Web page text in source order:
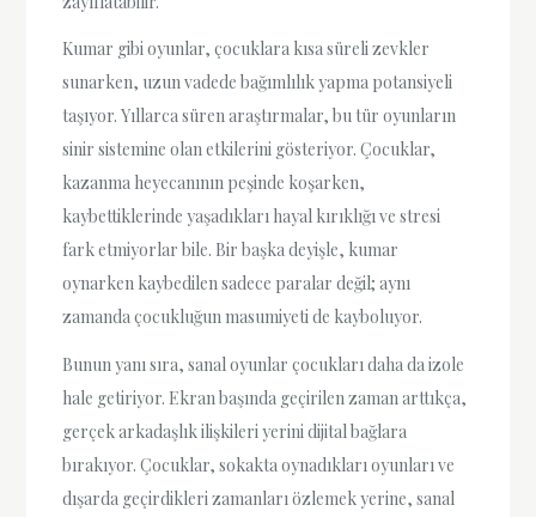
Kumar gibi oyunlar, çocuklara kısa süreli zevkler
sunarken, uzun vadede bağımlılık yapma potansiyeli
taşıyor. Yıllarca süren araştırmalar, bu tür oyunların
sinir sistemine olan etkilerini gösteriyor. Çocuklar,
kazanma heyecanının peşinde koşarken,
kaybettiklerinde yaşadıkları hayal kırıklığı ve stresi
fark etmiyorlar bile. Bir başka deyişle, kumar
oynarken kaybedilen sadece paralar değil; aynı
zamanda çocukluğun masumiyeti de kayboluyor.
Bunun yanı sıra, sanal oyunlar çocukları daha da izole
hale getiriyor. Ekran başında geçirilen zaman arttıkça,
gerçek arkadaşlık ilişkileri yerini dijital bağlara
bırakıyor. Çocuklar, sokakta oynadıkları oyunları ve
dışarda geçirdikleri zamanları özlemek yerine, sanal